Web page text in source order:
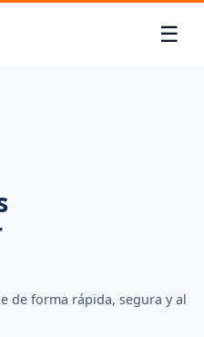
☰
de forma rápida, segura y al